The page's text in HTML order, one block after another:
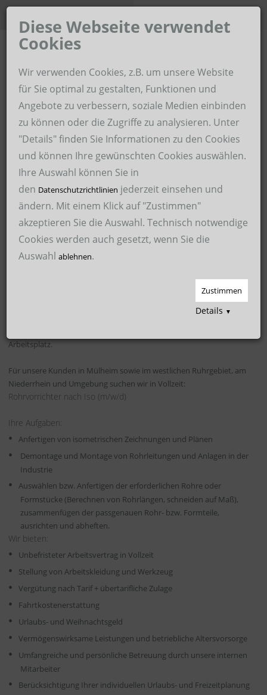
Diese Webseite verwendet
Cookies
Wir verwenden Cookies, z.B. um unsere Website
für Sie optimal zu gestalten, Funktionen und
Angebote zu verbessern, soziale Medien einbinden
zu können oder die Zugriffe zu analysieren. Unter
"Details" finden Sie Informationen zu den Cookies
und können Ihre gewünschten Cookies auswählen.
Ihre Auswahl können Sie in
den Datenschutzrichtlinien jederzeit einsehen und
ändern. Mit einem Klick auf "Zustimmen"
akzeptieren Sie die Auswahl. Technisch notwendige
Cookies werden auch gesetzt, wenn Sie die
Auswahl ablehnen.
Zustimmen
Details ▼
Gruppe
Home
Hoffmann Zeitarbeit im Revier
Hoffmann Personaldienstleistungen
Hoffmann Schweißservice
Hoffmann Malerservice
Hoffmann International Recruitment GmbH – HIRE
Über uns
Für Bewerber
Arbeitssicherheit
Hoffmann Schweißservice GmbH
Rohrvorrichter im industriellen
Arbeitsplatz.
Für unsere Kunden in Mülheim sowie im westlichen Ruhrgebiet, am
Niederrhein und Umgebung suchen wir in Vollzeit:
Rohrvorrichter nach Iso (m/w/d)
Ihre Aufgaben:
Anfertigen von isometrischen Zeichnungen und Plänen
Demontage und Montage von Rohrleitungen und Anlagen in der
Industrie
Auswählen bzw. Anfertigen der erforderlichen Rohre oder
Formstücke (Berechnen von Rohrlängen, schneiden auf Maß),
zusammenfügen der passgenauen Rohr- bzw. Formteile,
ausrichten und abheften.
Wir bieten:
Unbefristeter Arbeitsvertrag in Vollzeit
Stellung von Arbeitskleidung und Werkzeug
Vergütung nach Tarif + übertarifliche Zulage
Fahrtkostenerstattung
Urlaubs- und Weihnachtsgeld
Vermögenswirksame Leistungen und betriebliche Altersvorsorge
Umfangreiche und persönliche Betreuung durch unsere internen
Mitarbeiter
Berücksichtigung Ihrer individuellen Urlaubs- und Freizeitplanung